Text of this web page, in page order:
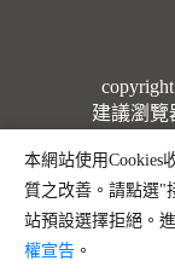
建議瀏覽
本網站使用Cookies
質之改善。請點選"
站預設選擇拒絕。
權宣告 。